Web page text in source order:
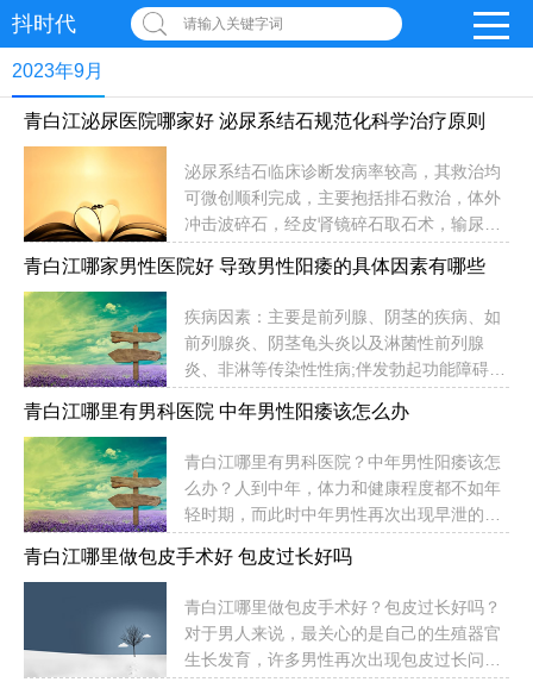
抖时代 请输入关键字词
2023年9月
青白江泌尿医院哪家好 泌尿系结石规范化科学治疗原则
泌尿系结石临床诊断发病率较高，其救治均
可微创顺利完成，主要抱括排石救治，体外
冲击波碎石，经皮肾镜碎石取石术，输尿管
石术等。其决定主要决定着结石所在的位
石的成分。因此，一定要依据患者结石个人
化特点，决定合适的科学的规范化的微创救
治方法。青白江泌尿医院哪家好？泌尿系结
石规范化科学治疗原则？1、泌尿系结石排
6mm，表面光滑，结石以下尿路通畅无狭
窄，且未引来明显肾积水和上尿路扩展，以
及局部停留时间低于2周。2、体...
青白江哪家男性医院好 导致男性阳痿的具体因素有哪些
疾病因素：主要是前列腺、阴茎的疾病、如
前列腺炎、阴茎龟头炎以及淋菌性前列腺
炎、非淋等传染性性病;伴发勃起功能障碍的
好？导致男性阳痿的具体因素有哪些？目
主要就是有三点，两类是精神性早泄，也称
之为功能性早泄，另一类就是器质性早泄，
但是如果细分的情况下，其是非常复杂的，
这也是为什么难以自愈的个重要因素，下
理因素：心理疾病比如说精神分裂症、抑郁
症均与勃起功能障碍关于。性功能障碍也常
引来抑郁、焦虑等精神异常。年龄...
青白江哪里有男科医院 中年男性阳痿该怎么办
青白江哪里有男科医院？中年男性阳痿该怎
么办？人到中年，体力和健康程度都不如年
轻时期，而此时中年男性再次出现早泄的情
少活动、肥胖、疾病身染都是引发早泄再次
正明白早泄的危害。直面青白江哪里有男科
医院？中年男性阳痿该怎么办？小编为大家
总结了几招，期望对男性们有一定的协助：
青白江哪里做包皮手术好 包皮过长好吗
青白江哪里做包皮手术好？包皮过长好吗？
对于男人来说，最关心的是自己的生殖器官
生长发育，许多男性再次出现包皮过长问